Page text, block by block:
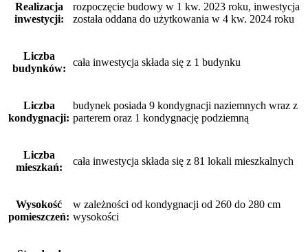
Realizacja
inwestycji:
rozpoczęcie budowy w 1 kw. 2023 roku, inwestycja
została oddana do użytkowania w 4 kw. 2024 roku
Liczba
budynków:
cała inwestycja składa się z 1 budynku
Liczba
kondygnacji:
budynek posiada 9 kondygnacji naziemnych wraz z
parterem oraz 1 kondygnację podziemną
Liczba
mieszkań:
cała inwestycja składa się z 81 lokali mieszkalnych
Wysokość
pomieszczeń:
w zależności od kondygnacji od 260 do 280 cm
wysokości